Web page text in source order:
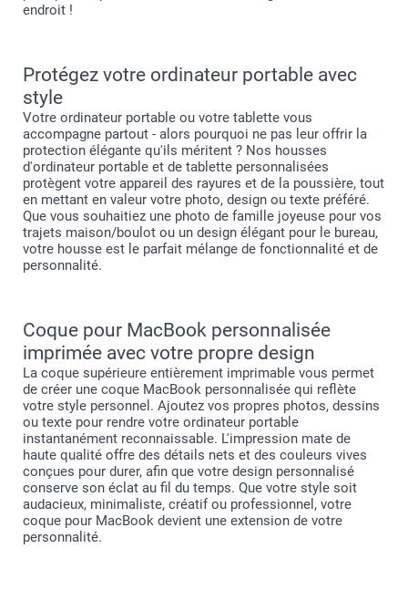
endroit !
Protégez votre ordinateur portable avec
style
Votre ordinateur portable ou votre tablette vous
accompagne partout - alors pourquoi ne pas leur offrir la
protection élégante qu'ils méritent ? Nos housses
d'ordinateur portable et de tablette personnalisées
protègent votre appareil des rayures et de la poussière, tout
en mettant en valeur votre photo, design ou texte préféré.
Que vous souhaitiez une photo de famille joyeuse pour vos
trajets maison/boulot ou un design élégant pour le bureau,
votre housse est le parfait mélange de fonctionnalité et de
personnalité.
Coque pour MacBook personnalisée
imprimée avec votre propre design
La coque supérieure entièrement imprimable vous permet
de créer une coque MacBook personnalisée qui reflète
votre style personnel. Ajoutez vos propres photos, dessins
ou texte pour rendre votre ordinateur portable
instantanément reconnaissable. L'impression mate de
haute qualité offre des détails nets et des couleurs vives
conçues pour durer, afin que votre design personnalisé
conserve son éclat au fil du temps. Que votre style soit
audacieux, minimaliste, créatif ou professionnel, votre
coque pour MacBook devient une extension de votre
personnalité.